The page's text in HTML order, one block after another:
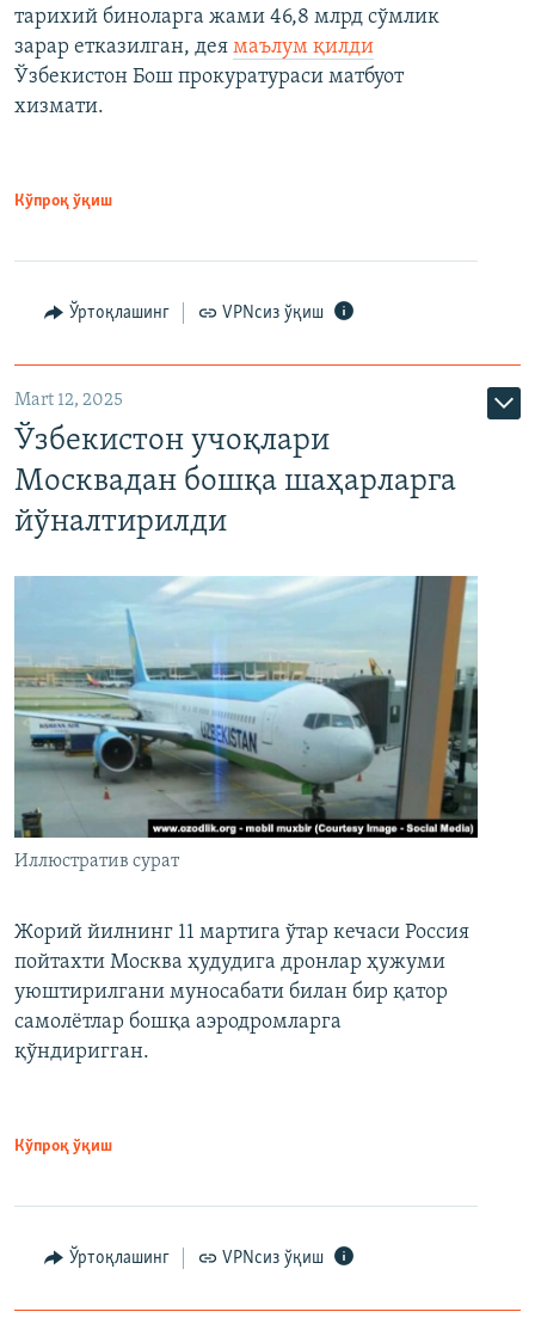
тарихий биноларга жами 46,8 млрд сўмлик
зарар етказилган, дея маълум қилди
Ўзбекистон Бош прокуратураси матбуот
хизмати.
Кўпроқ ўқиш
Ўртоқлашинг VPNсиз ўқиш
Mart 12, 2025
Ўзбекистон учоқлари
Москвадан бошқа шаҳарларга
йўналтирилди
Иллюстратив сурат
Жорий йилнинг 11 мартига ўтар кечаси Россия
пойтахти Москва ҳудудига дронлар ҳужуми
уюштирилгани муносабати билан бир қатор
самолётлар бошқа аэродромларга
қўндиригган.
Кўпроқ ўқиш
Ўртоқлашинг VPNсиз ўқиш